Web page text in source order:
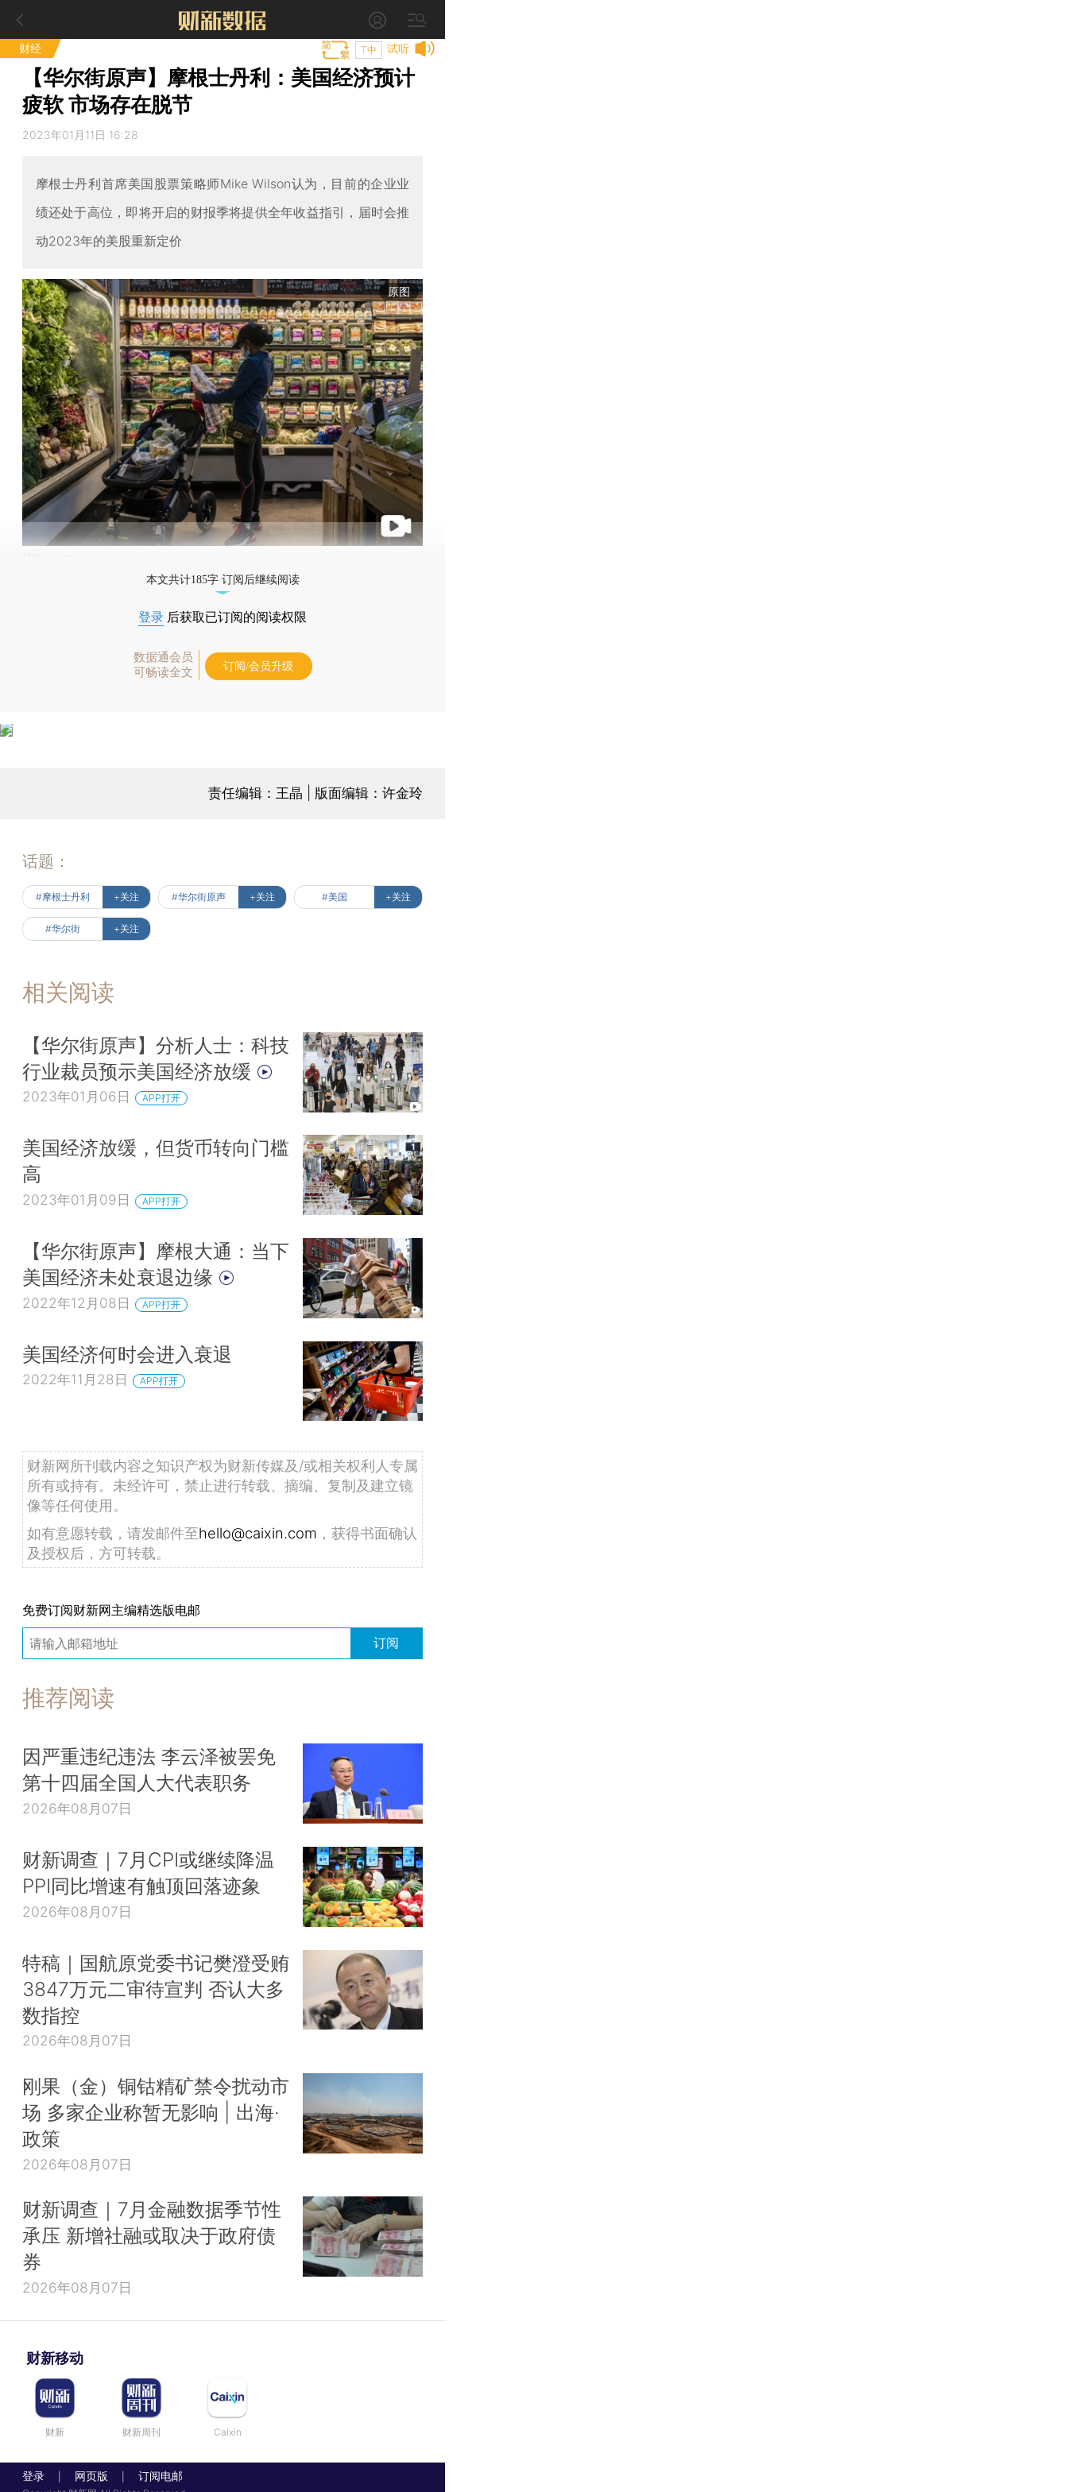
财经 试听
T中
【华尔街原声】摩根士丹利：美国经济预计
疲软 市场存在脱节
2023年01月11日 16:28
摩根士丹利首席美国股票策略师Mike Wilson认为，目前的企业业
绩还处于高位，即将开启的财报季将提供全年收益指引，届时会推
动2023年的美股重新定价
原图
本文共计185字 订阅后继续阅读
登录 后获取已订阅的阅读权限
数据通会员
可畅读全文
订阅/会员升级
责任编辑：王晶 | 版面编辑：许金玲
话题：
#摩根士丹利 +关注 #华尔街原声 +关注 #美国 +关注
#华尔街 +关注
相关阅读
【华尔街原声】分析人士：科技
行业裁员预示美国经济放缓
2023年01月06日 APP打开
美国经济放缓，但货币转向门槛
高
2023年01月09日 APP打开
【华尔街原声】摩根大通：当下
美国经济未处衰退边缘
2022年12月08日 APP打开
美国经济何时会进入衰退
2022年11月28日 APP打开
财新网所刊载内容之知识产权为财新传媒及/或相关权利人专属
所有或持有。未经许可，禁止进行转载、摘编、复制及建立镜
像等任何使用。
如有意愿转载，请发邮件至hello@caixin.com ，获得书面确认
及授权后，方可转载。
免费订阅财新网主编精选版电邮
订阅
推荐阅读
因严重违纪违法 李云泽被罢免
第十四届全国人大代表职务
2026年08月07日
财新调查｜7月CPI或继续降温
PPI同比增速有触顶回落迹象
2026年08月07日
特稿｜国航原党委书记樊澄受贿
3847万元二审待宣判 否认大多
数指控
2026年08月07日
刚果（金）铜钴精矿禁令扰动市
场 多家企业称暂无影响 | 出海·
政策
2026年08月07日
财新调查｜7月金融数据季节性
承压 新增社融或取决于政府债
券
2026年08月07日
财新移动
财新 财新周刊 Caixin
登录 网页版 订阅电邮